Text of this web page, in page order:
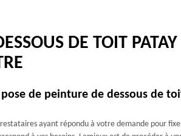
DE TOIT PATAY
de peinture de dessous de
ayant répondu à votre demande pour